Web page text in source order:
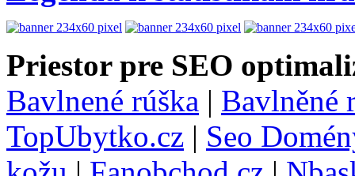
Priestor pre SEO
Bavlnené rúška | Bavlněné
TopUbytko.cz | Seo